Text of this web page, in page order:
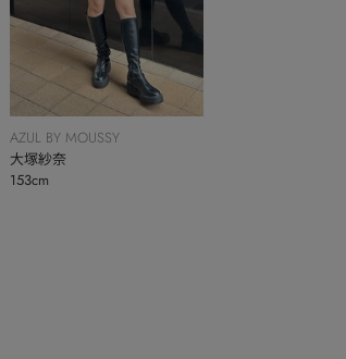
AZUL BY MOUSSY
大塚紗奈
153cm